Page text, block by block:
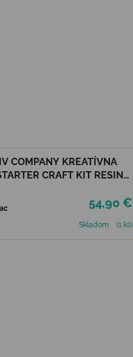
COMPANY KREATÍVNA
CRAFT KIT RESIN
54,90 €
Skladom
(1 ks)